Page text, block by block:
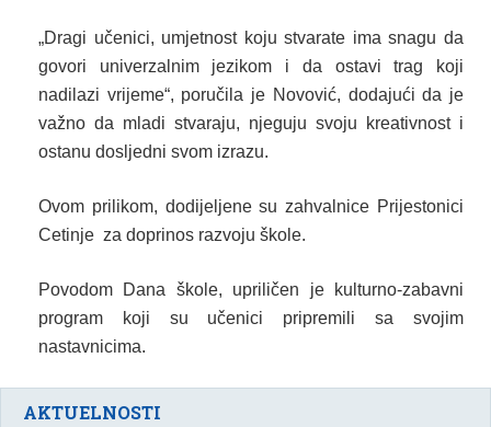
„Dragi učenici, umjetnost koju stvarate ima snagu da
govori univerzalnim jezikom i da ostavi trag koji
nadilazi vrijeme“, poručila je Novović, dodajući da je
važno da mladi stvaraju, njeguju svoju kreativnost i
ostanu dosljedni svom izrazu.
Ovom prilikom, dodijeljene su zahvalnice Prijestonici
Cetinje za doprinos razvoju škole.
Povodom Dana škole, upriličen je kulturno-zabavni
program koji su učenici pripremili sa svojim
nastavnicima.
AKTUELNOSTI